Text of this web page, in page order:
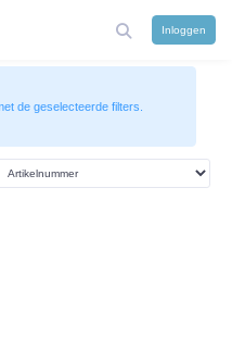
Inloggen
de geselecteerde filters.